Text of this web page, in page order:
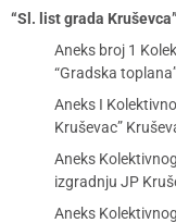
“Sl. list grada
Aneks broj 1
“Gradska
Aneks I
Kruševac”
Aneks
izgradnju JP
Aneks